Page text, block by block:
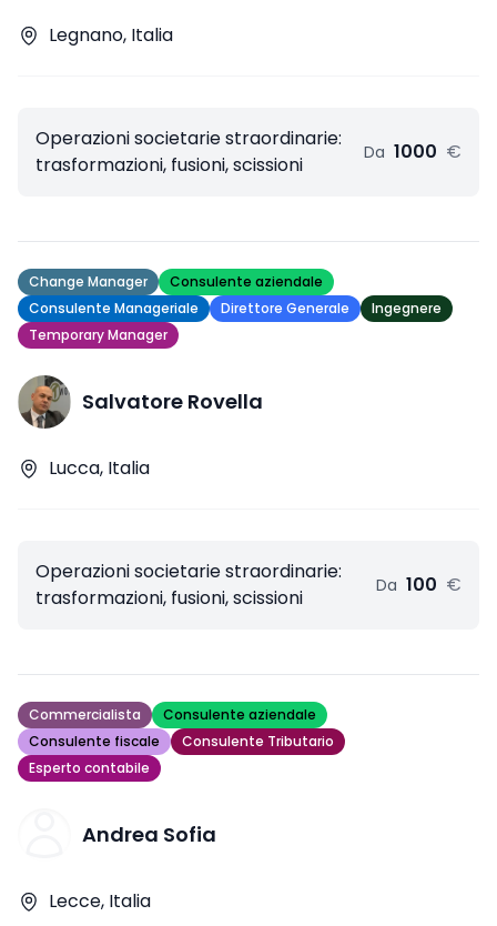
Legnano, Italia
Operazioni societarie straordinarie:
trasformazioni, fusioni, scissioni
Da 1000 €
Change Manager
Consulente aziendale
Consulente Manageriale
Direttore Generale
Ingegnere
Temporary Manager
Salvatore Rovella
Lucca, Italia
Operazioni societarie straordinarie:
trasformazioni, fusioni, scissioni
Da 100 €
Commercialista
Consulente aziendale
Consulente fiscale
Consulente Tributario
Esperto contabile
Andrea Sofia
Lecce, Italia